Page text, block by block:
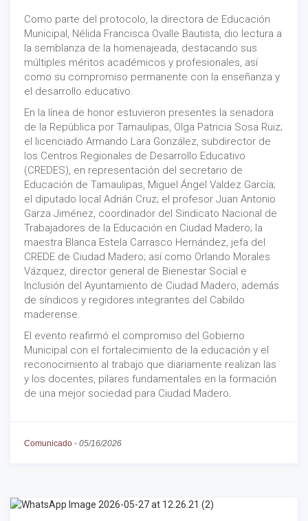
Como parte del protocolo, la directora de Educación
Municipal, Nélida Francisca Ovalle Bautista, dio lectura a
la semblanza de la homenajeada, destacando sus
múltiples méritos académicos y profesionales, así
como su compromiso permanente con la enseñanza y
el desarrollo educativo.
En la línea de honor estuvieron presentes la senadora
de la República por Tamaulipas, Olga Patricia Sosa Ruiz;
el licenciado Armando Lara González, subdirector de
los Centros Regionales de Desarrollo Educativo
(CREDES), en representación del secretario de
Educación de Tamaulipas, Miguel Ángel Valdez García;
el diputado local Adrián Cruz; el profesor Juan Antonio
Garza Jiménez, coordinador del Sindicato Nacional de
Trabajadores de la Educación en Ciudad Madero; la
maestra Blanca Estela Carrasco Hernández, jefa del
CREDE de Ciudad Madero; así como Orlando Morales
Vázquez, director general de Bienestar Social e
Inclusión del Ayuntamiento de Ciudad Madero, además
de síndicos y regidores integrantes del Cabildo
maderense.
El evento reafirmó el compromiso del Gobierno
Municipal con el fortalecimiento de la educación y el
reconocimiento al trabajo que diariamente realizan las
y los docentes, pilares fundamentales en la formación
de una mejor sociedad para Ciudad Madero.
Comunicado - 05/16/2026